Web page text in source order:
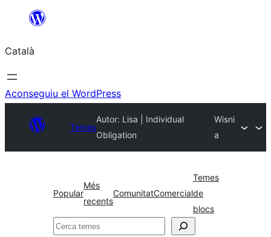
contingut
Català
Aconseguiu el WordPress
Temes
Autor: Lisa | Individual
Obligation
Wisni
a
Popular
Més
recents
ComunitatComercial
Temes
de
blocs
Cerca